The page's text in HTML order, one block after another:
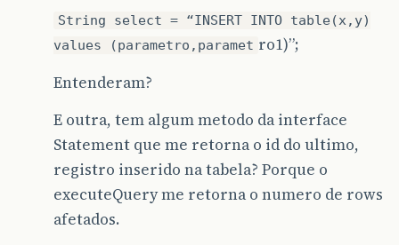
String select = “INSERT INTO table(x,y)
values (parametro,paramet ro1)”;
Entenderam?
E outra, tem algum metodo da interface
Statement que me retorna o id do ultimo,
registro inserido na tabela? Porque o
executeQuery me retorna o numero de rows
afetados.